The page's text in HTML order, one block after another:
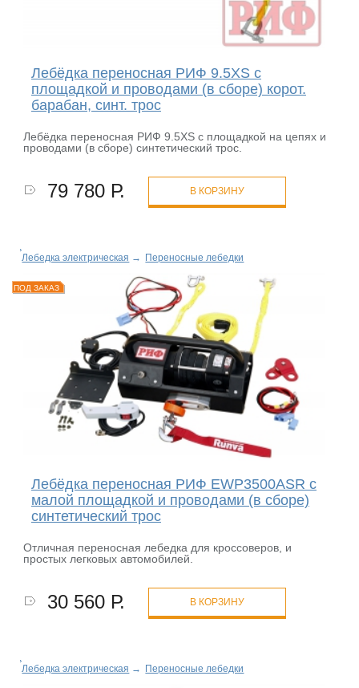
Лебёдка переносная РИФ 9.5XS c
площадкой и проводами (в сборе) корот.
барабан, синт. трос
Лебёдка переносная РИФ 9.5XS c площадкой на цепях и
проводами (в сборе) синтетический трос.
79 780 Р. В КОРЗИНУ
Лебедка электрическая → Переносные лебедки
ПОД ЗАКАЗ
Лебёдка переносная РИФ EWP3500ASR c
малой площадкой и проводами (в сборе)
синтетический трос
Отличная переносная лебедка для кроссоверов, и
простых легковых автомобилей.
30 560 Р. В КОРЗИНУ
Лебедка электрическая → Переносные лебедки